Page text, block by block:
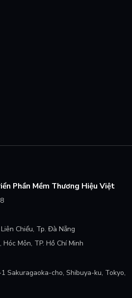
Phần Mềm Thương Hiệu Việt
Chiểu, Tp. Đà Nẵng
Môn, TP. Hồ Chí Minh
Sakuragaoka-cho, Shibuya-ku, Tokyo,